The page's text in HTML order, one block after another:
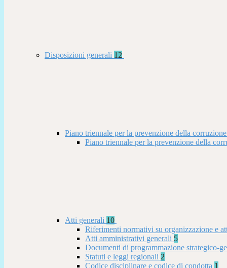
Disposizioni generali 12
Piano triennale per la prevenzione della
Piano triennale per la prevenzione della
Atti generali 10
Riferimenti normativi su organizzazione e
Atti amministrativi generali 5
Documenti di programmazione strategico-
Statuti e leggi regionali 2
Codice disciplinare e codice di condotta 1